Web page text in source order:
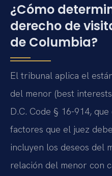
¿Cómo
derecho de
de Columbia?
El tribunal aplica el
del menor (best
D.C. Code § 16-914,
factores que el juez
incluyen los deseos del
relación del menor con